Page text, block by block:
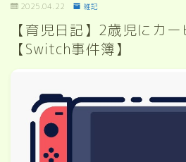
2025.04.22 雑記
【育児日記】2歳児にカ
【Switch事件簿】